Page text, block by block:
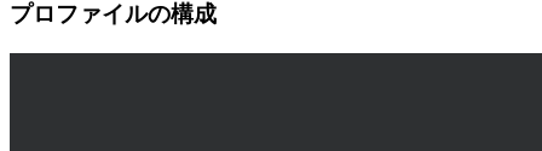
プロファイルの構成